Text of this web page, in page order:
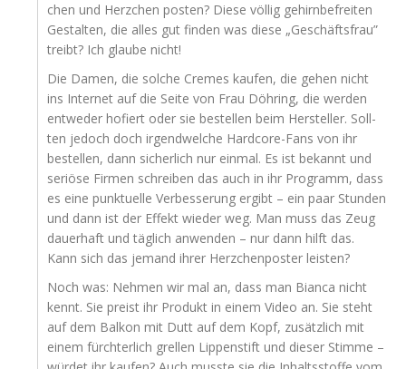
chen und Herz­chen pos­ten? Die­se völ­lig gehirn­be­frei­ten
Gestal­ten, die alles gut fin­den was die­se „Geschäfts­frau”
treibt? Ich glau­be nicht!
Die Damen, die sol­che Cremes kau­fen, die gehen nicht
ins Inter­net auf die Sei­te von Frau Döh­ring, die wer­den
ent­we­der hofiert oder sie bestel­len beim Her­stel­ler. Soll­
ten jedoch doch irgend­wel­che Hard­core-Fans von ihr
bestel­len, dann sicher­lich nur ein­mal. Es ist bekannt und
seriö­se Fir­men schrei­ben das auch in ihr Pro­gramm, dass
es eine punk­tu­el­le Ver­bes­se­rung ergibt – ein paar Stun­den
und dann ist der Effekt wie­der weg. Man muss das Zeug
dau­er­haft und täg­lich anwen­den – nur dann hilft das.
Kann sich das jemand ihrer Herz­chen­pos­ter leisten?
Noch was: Neh­men wir mal an, dass man Bian­ca nicht
kennt. Sie preist ihr Pro­dukt in einem Video an. Sie steht
auf dem Bal­kon mit Dutt auf dem Kopf, zusätz­lich mit
einem fürch­ter­lich grel­len Lip­pen­stift und die­ser Stim­me –